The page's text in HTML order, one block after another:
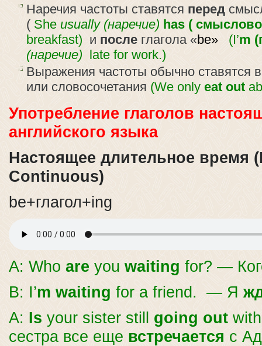
Наречия частоты ставятся перед
( She usually (наречие) has (
breakfast) и после глагола «be» (I’m
(наречие) late for work.)
Выражения частоты обычно ставятся
или словосочетания (We only eat out
Употребление глаголов
английского языка
Настоящее длительное время
Continuous)
be+глагол+ing
A: Who are you waiting for? —
B: I’m waiting for a friend. — Я
A: Is your sister still going out
сестра все еще встречается с